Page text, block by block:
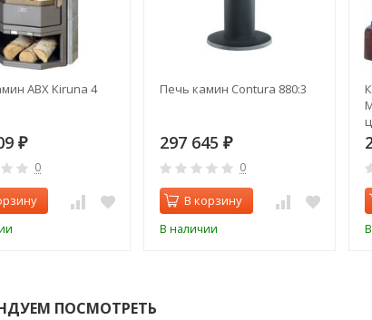
ABX Kiruna 4
₽
0
Печь камин Contura 880:3
297 645 ₽
0
В корзину
В наличии
ПОСМОТРЕТЬ